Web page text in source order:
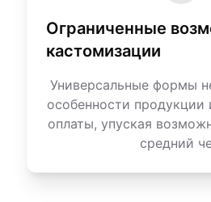
Ограниченные
кастомизации
Универсальные формы
особенности
оплаты, упуская
средний